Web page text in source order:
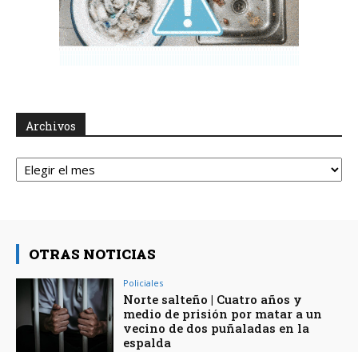
Archivos
Archivos
OTRAS NOTICIAS
Policiales
Norte salteño | Cuatro años y
medio de prisión por matar a un
vecino de dos puñaladas en la
espalda